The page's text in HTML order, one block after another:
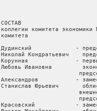
СОСТАВ
коллегии комитета экономики
комитета
Дудинский             -
Николай Кондратьевич
Корунная              - первый
Любовь Ивановна
Александров           -
Станислав Юрьевич
Красовский            -